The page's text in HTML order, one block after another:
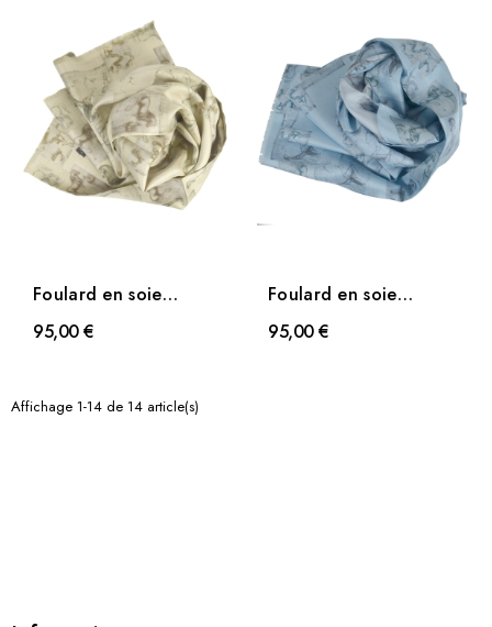
Foulard en soie
homme Chevaux de
Vinci-beige
95,00 €
Foulard en soie
homme Chevaux de
Vinci-bleu
95,00 €
Affichage 1-14 de 14 article(s)